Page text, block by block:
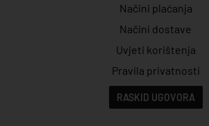
Načini plaćanja
Načini dostave
Uvjeti korištenja
Pravila privatnosti
RASKID UGOVORA